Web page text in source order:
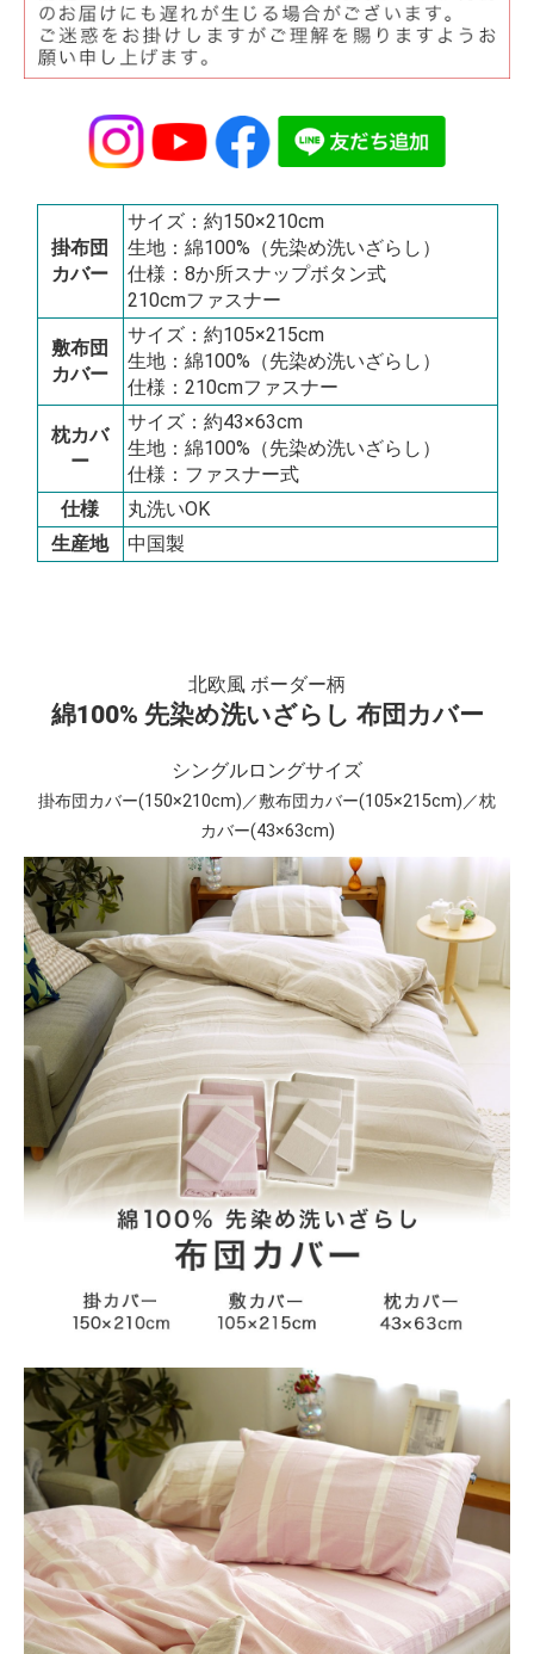
掛布団
カバー
サイズ：約150×210cm
生地：綿100%（先染め洗いざらし）
仕様：8か所スナップボタン式
210cmファスナー
敷布団
カバー
サイズ：約105×215cm
生地：綿100%（先染め洗いざらし）
仕様：210cmファスナー
枕カバ
ー
サイズ：約43×63cm
生地：綿100%（先染め洗いざらし）
仕様：ファスナー式
仕様
丸洗いOK
生産地
中国製
北欧風 ボーダー柄
綿100% 先染め洗いざらし 布団カバー
シングルロングサイズ
掛布団カバー(150×210cm)／敷布団カバー(105×215cm)／枕
カバー(43×63cm)